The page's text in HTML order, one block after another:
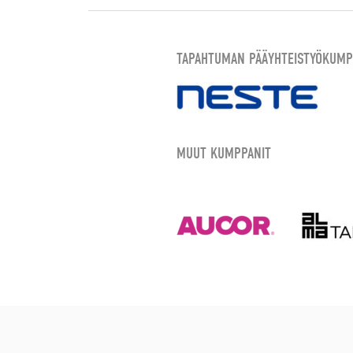
TAPAHTUMAN
MUUT KUMPPANIT